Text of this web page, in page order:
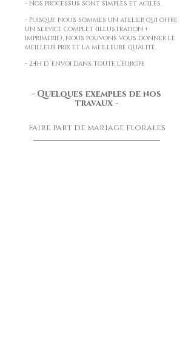
- Nos processus sont simples et agiles.
- Puisque nous sommes un atelier qui offre
un service complet (illustration +
imprimerie), nous pouvons vous donner le
meilleur prix et la meilleure qualité.
- 24h d´envoi dans toute l’Europe
- Quelques exemples de nos
travaux -
Faire part de mariage florales